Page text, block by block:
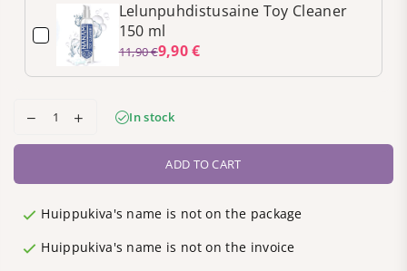
Lelunpuhdistusaine Toy Cleaner
150 ml
9,90 €
11,90 €
In stock
ADD TO CART
Huippukiva's name is not on the package
Huippukiva's name is not on the invoice